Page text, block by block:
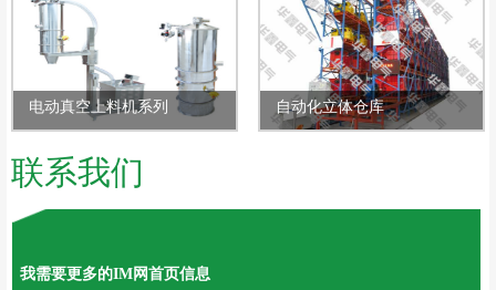
电动真空上料机系列 自动化立体仓库
联系我们
我需要更多的IM网首页信息